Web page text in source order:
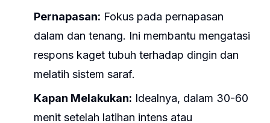
Pernapasan: Fokus pada pernapasan
dalam dan tenang. Ini membantu mengatasi
respons kaget tubuh terhadap dingin dan
melatih sistem saraf.
Kapan Melakukan: Idealnya, dalam 30-60
menit setelah latihan intens atau